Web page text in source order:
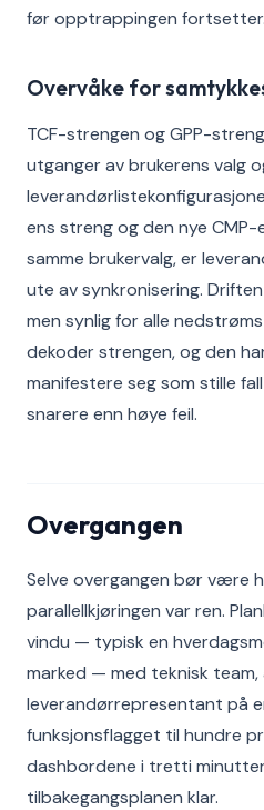
før opptrappingen fortsetter.
Overvåke for
TCF-strengen og GPP-
utganger av brukerens valg
ens streng og den nye
samme brukervalg, er
ute av synkronisering.
men synlig for alle
dekoder strengen, og den
manifestere seg som stille
snarere enn høye feil.
Overgangen
Selve overgangen bør være
parallellkjøringen var ren.
vindu — typisk en
marked — med teknisk
leverandørrepresentant på
funksjonsflagget til hundre
dashbordene i tretti
tilbakegangsplanen klar.